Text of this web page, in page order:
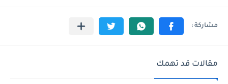
مقالات قد تهمك